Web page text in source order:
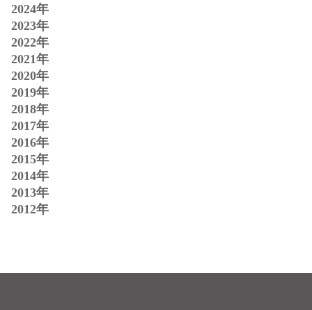
2024年
2023年
2022年
2021年
2020年
2019年
2018年
2017年
2016年
2015年
2014年
2013年
2012年